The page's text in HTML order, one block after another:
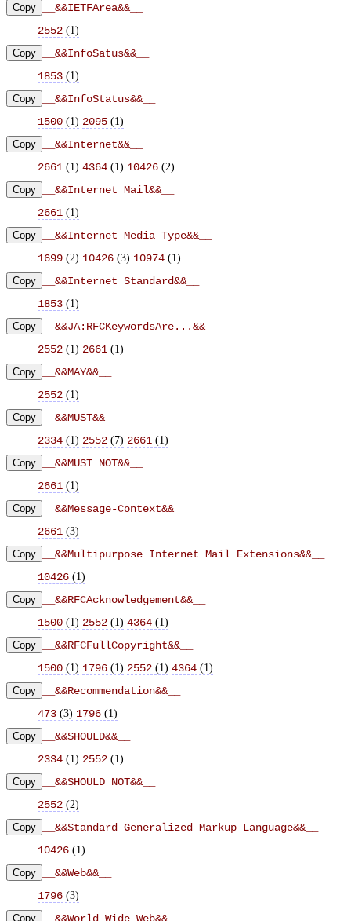
Copy
__&&IETFArea&&__
2552 (1)
Copy
__&&InfoSatus&&__
1853 (1)
Copy
__&&InfoStatus&&__
1500 (1) 2095 (1)
Copy
__&&Internet&&__
2661 (1) 4364 (1) 10426 (2)
Copy
__&&Internet Mail&&__
2661 (1)
Copy
__&&Internet Media Type&&__
1699 (2) 10426 (3) 10974 (1)
Copy
__&&Internet Standard&&__
1853 (1)
Copy
__&&JA:RFCKeywordsAre...&&__
2552 (1) 2661 (1)
Copy
__&&MAY&&__
2552 (1)
Copy
__&&MUST&&__
2334 (1) 2552 (7) 2661 (1)
Copy
__&&MUST NOT&&__
2661 (1)
Copy
__&&Message-Context&&__
2661 (3)
Copy
__&&Multipurpose Internet Mail Extensions&&__
10426 (1)
Copy
__&&RFCAcknowledgement&&__
1500 (1) 2552 (1) 4364 (1)
Copy
__&&RFCFullCopyright&&__
1500 (1) 1796 (1) 2552 (1) 4364 (1)
Copy
__&&Recommendation&&__
473 (3) 1796 (1)
Copy
__&&SHOULD&&__
2334 (1) 2552 (1)
Copy
__&&SHOULD NOT&&__
2552 (2)
Copy
__&&Standard Generalized Markup Language&&__
10426 (1)
Copy
__&&Web&&__
1796 (3)
Copy
__&&World Wide Web&&__